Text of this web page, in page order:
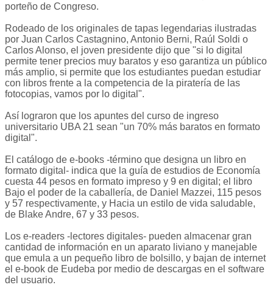
porteño de Congreso.
Rodeado de los originales de tapas legendarias ilustradas
por Juan Carlos Castagnino, Antonio Berni, Raúl Soldi o
Carlos Alonso, el joven presidente dijo que "si lo digital
permite tener precios muy baratos y eso garantiza un público
más amplio, si permite que los estudiantes puedan estudiar
con libros frente a la competencia de la piratería de las
fotocopias, vamos por lo digital".
Así lograron que los apuntes del curso de ingreso
universitario UBA 21 sean "un 70% más baratos en formato
digital".
El catálogo de e-books -término que designa un libro en
formato digital- indica que la guía de estudios de Economía
cuesta 44 pesos en formato impreso y 9 en digital; el libro
Bajo el poder de la caballería, de Daniel Mazzei, 115 pesos
y 57 respectivamente, y Hacia un estilo de vida saludable,
de Blake Andre, 67 y 33 pesos.
Los e-readers -lectores digitales- pueden almacenar gran
cantidad de información en un aparato liviano y manejable
que emula a un pequeño libro de bolsillo, y bajan de internet
el e-book de Eudeba por medio de descargas en el software
del usuario.